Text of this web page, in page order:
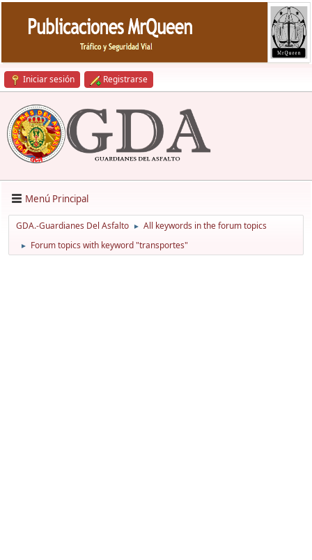
Iniciar sesión Registrarse
Menú Principal
GDA.-Guardianes Del Asfalto ► All keywords in the forum topics
► Forum topics with keyword "transportes"